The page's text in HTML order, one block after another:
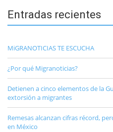
Entradas recientes
MiGRANOTICIAS TE ESCUCHA
¿Por qué Migranoticias?
Detienen a cinco elementos de la
extorsión a migrantes
Remesas alcanzan cifras récord,
en México